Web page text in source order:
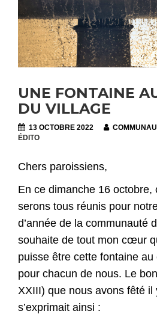
UNE FONTAINE
DU VILLAGE
13 OCTOBRE 2022
ÉDITO
Chers paroissiens,
En ce dimanche 16 octobre,
serons tous réunis pour
d’année de la communauté
souhaite de tout mon cœur
puisse être cette fontaine
pour chacun de nous. Le
XXIII) que nous avons fêté il
s’exprimait ainsi :